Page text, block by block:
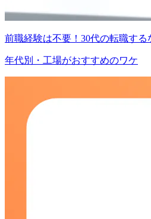
前職経験は不要！30代の転職する
年代別・工場がおすすめのワケ